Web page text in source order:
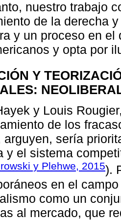
nuestro trabajo
de la derecha
y un proceso en
y opta por
Y
y Louis
de los
arguyen, sería
y el sistema
y Plehwe, 2015).
en el
como un
al mercado, que